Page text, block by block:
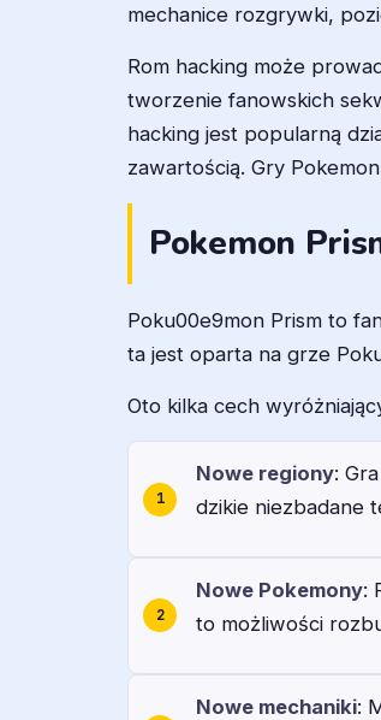
mechanice rozgrywki,
Rom hacking może
tworzenie fanowskich
hacking jest popularną
zawartością. Gry
Pokemon
Poku00e9mon Prism to
ta jest oparta na grze
Oto kilka cech
Nowe regiony:
dzikie niezbadane
Nowe Pokemony:
to możliwości
Nowe mechaniki: